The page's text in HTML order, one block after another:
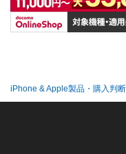
iPhone & Apple製品・購入判